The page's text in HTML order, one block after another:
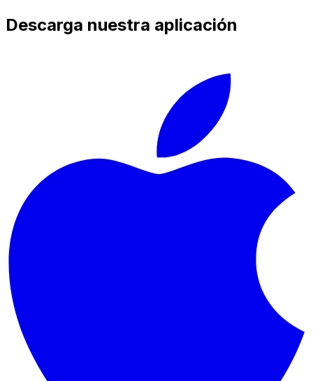
Descarga nuestra aplicación